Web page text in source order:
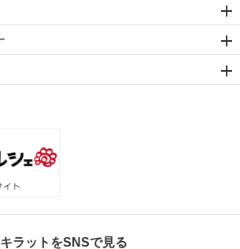
キラットをSNSで見る